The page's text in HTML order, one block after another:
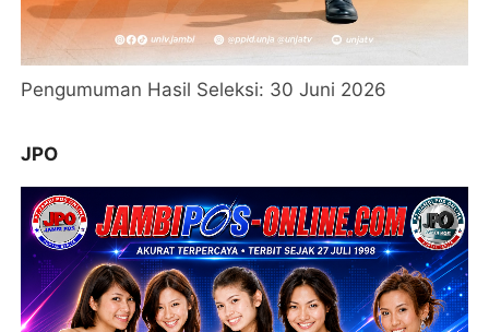
Pengumuman Hasil Seleksi: 30 Juni 2026
JPO